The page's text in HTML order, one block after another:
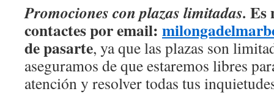
Promociones con plazas limitadas. Es
contactes por email:
de pasarte, ya que las plazas son
aseguramos de que estaremos libres
atención y resolver todas tus